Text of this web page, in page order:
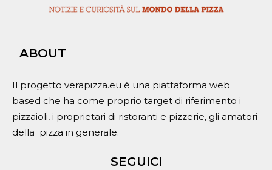
ABOUT
Il progetto verapizza.eu è una piattaforma web
based che ha come proprio target di riferimento i
pizzaioli, i proprietari di ristoranti e pizzerie, gli amatori
della pizza in generale.
SEGUICI